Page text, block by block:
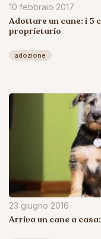
10 febbraio 2017
Adottare un cane: i 5
proprietario
adozione
23 giugno 2016
Arriva un cane a